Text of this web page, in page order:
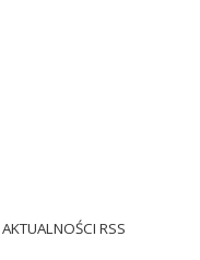
AKTUALNOŚCI RSS